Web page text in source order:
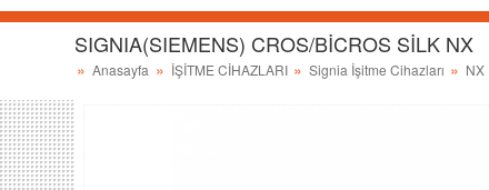
SIGNIA(SIEMENS) CROS/BİCROS SİLK NX
Anasayfa İŞİTME CİHAZLARI Signia İşitme Cihazları NX